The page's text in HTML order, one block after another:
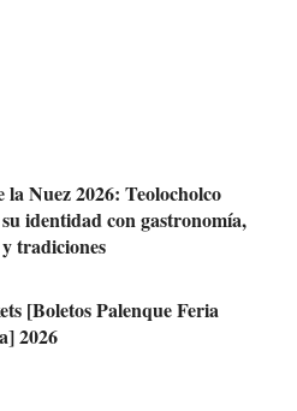
la Nuez 2026: Teolocholco
identidad con gastronomía,
tradiciones
[Boletos Palenque Feria
2026